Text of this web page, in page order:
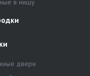
в нишу
двери